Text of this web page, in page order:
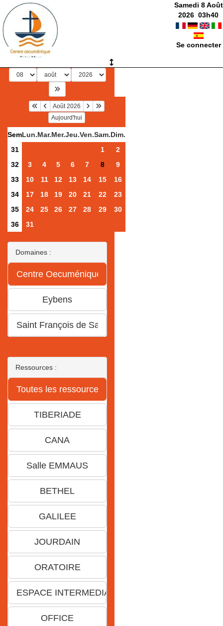
Samedi 8 Août
2026 03h40
Se connecter
Août 2026
Aujourd'hui
SemLun.Mar.Mer.Jeu.Ven.Sam.Dim.
31
1
2
32
3 4 5 6 7 8
9
33
10 11 12 13 14 15
16
34
17 18 19 20 21 22
23
35
24 25 26 27 28 29
30
36
31
Domaines :
Ressources :